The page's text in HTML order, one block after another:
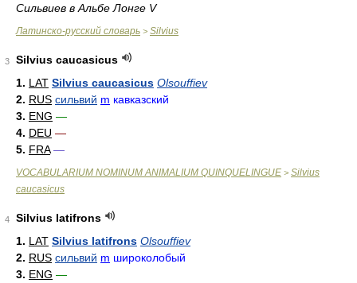
Сильвиев в Альбе Лонге V
Латинско-русский словарь > Silvius
3
Silvius caucasicus
1. LAT Silvius caucasicus Olsouffiev
2. RUS сильвий m кавказский
3. ENG —
4. DEU —
5. FRA —
VOCABULARIUM NOMINUM ANIMALIUM QUINQUELINGUE > Silvius
caucasicus
4
Silvius latifrons
1. LAT Silvius latifrons Olsouffiev
2. RUS сильвий m широколобый
3. ENG —